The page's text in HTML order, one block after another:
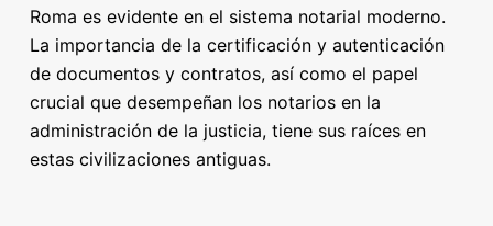
Roma es evidente en el sistema notarial moderno.
La importancia de la certificación y autenticación
de documentos y contratos, así como el papel
crucial que desempeñan los notarios en la
administración de la justicia, tiene sus raíces en
estas civilizaciones antiguas.